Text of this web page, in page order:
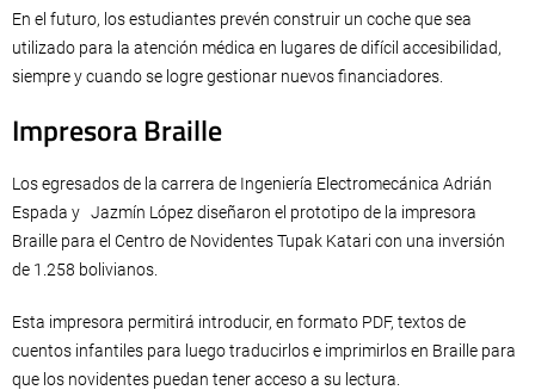
En el futuro, los estudiantes prevén construir un coche que sea
utilizado para la atención médica en lugares de difícil accesibilidad,
siempre y cuando se logre gestionar nuevos financiadores.
Impresora Braille
Los egresados de la carrera de Ingeniería Electromecánica Adrián
Espada y Jazmín López diseñaron el prototipo de la impresora
Braille para el Centro de Novidentes Tupak Katari con una inversión
de 1.258 bolivianos.
Esta impresora permitirá introducir, en formato PDF, textos de
cuentos infantiles para luego traducirlos e imprimirlos en Braille para
que los novidentes puedan tener acceso a su lectura.